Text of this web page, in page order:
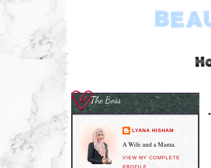
The Boss
LYANA HISHAM
A Wife and a Mama.
VIEW MY COMPLETE
PROFILE